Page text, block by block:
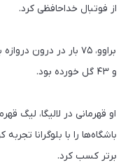
از فوتبال خداحافظی کرد.
و ۴۳ گل خورده بود.
او قهرمانی در لالیگا، لیگ
برتر کسب کرد.